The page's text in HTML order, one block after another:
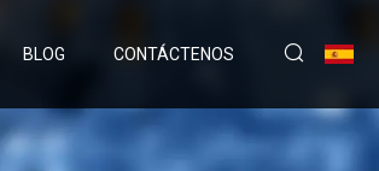
BLOG CONTÁCTENOS